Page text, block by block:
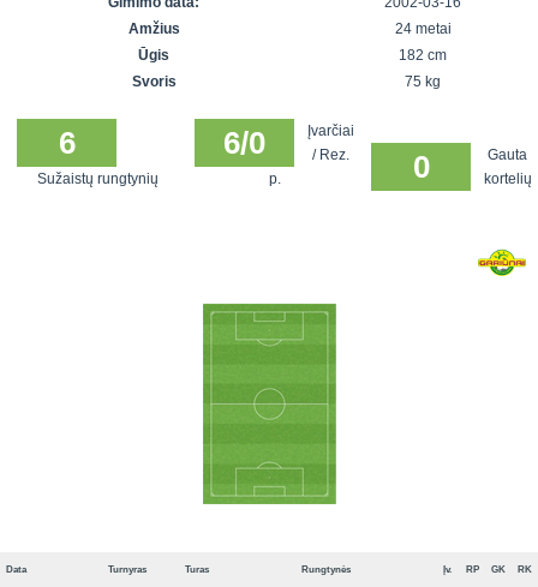
SFL rudens
Snaigės taurė
čempionatas
Vilnius
Amžius
24 metai
Ūgis
182 cm
Svoris
75 kg
6
Sužaistų rungtynių
6/0
Įvarčiai
/ Rez.
p.
0
Gauta
kortelių
Data Turnyras Turas Rungtynės Įv. RP GK RK